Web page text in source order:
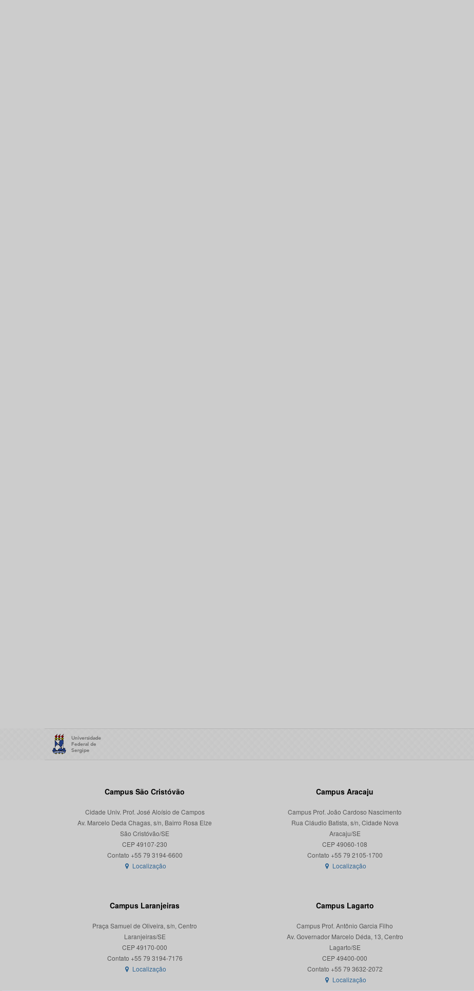
Campus São Cristóvão
Cidade Univ. Prof. José Aloísio de Campos
Av. Marcelo Deda Chagas, s/n, Bairro Rosa Elze
São Cristóvão/SE
CEP 49107-230
Localização
Campus Aracaju
Campus Prof. João Cardoso Nascimento
Rua Cláudio Batista, s/n, Cidade Nova
Aracaju/SE
CEP 49060-108
Localização
Campus Laranjeiras
Praça Samuel de Oliveira, s/n, Centro
Laranjeiras/SE
CEP 49170-000
Localização
Campus Lagarto
Campus Prof. Antônio Garcia Filho
Av. Governador Marcelo Déda, 13, Centro
Lagarto/SE
CEP 49400-000
Localização